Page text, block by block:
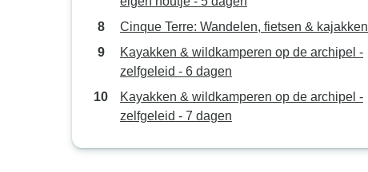
Cinque Terre: Wandelen, fietsen & kajakken
Kayakken & wildkamperen op de archipel -
zelfgeleid - 6 dagen
Kayakken & wildkamperen op de archipel -
zelfgeleid - 7 dagen